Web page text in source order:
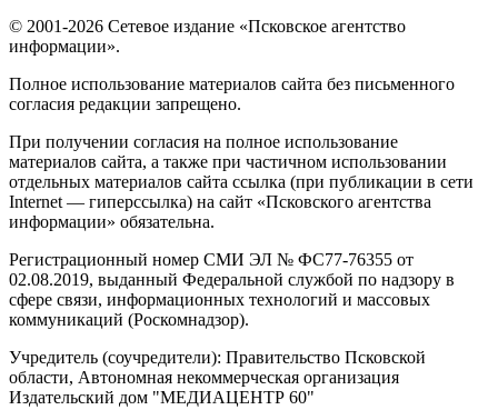
© 2001-2026 Сетевое издание «Псковское агентство
информации».
Полное использование материалов сайта без письменного
согласия редакции запрещено.
При получении согласия на полное использование
материалов сайта, а также при частичном использовании
отдельных материалов сайта ссылка (при публикации в сети
Internet — гиперссылка) на сайт «Псковского агентства
информации» обязательна.
Регистрационный номер СМИ ЭЛ № ФС77-76355 от
02.08.2019, выданный Федеральной службой по надзору в
сфере связи, информационных технологий и массовых
коммуникаций (Роскомнадзор).
Учредитель (соучредители): Правительство Псковской
области, Автономная некоммерческая организация
Издательский дом "МЕДИАЦЕНТР 60"